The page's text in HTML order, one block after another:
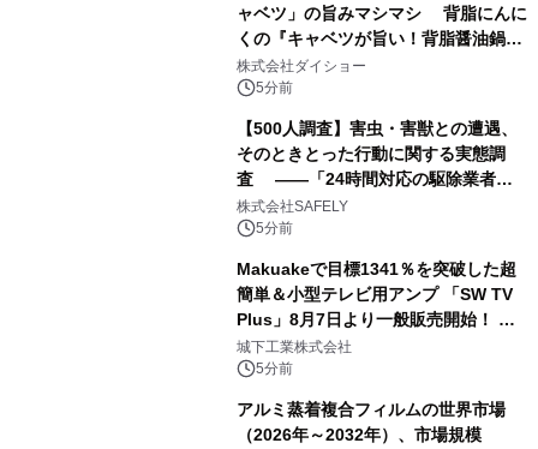
ャベツ」の旨みマシマシ 背脂にんに
くの『キャベツが旨い！背脂醤油鍋ス
ープ』発売
株式会社ダイショー
5分前
【500人調査】害虫・害獣との遭遇、
そのときとった行動に関する実態調
査 ――「24時間対応の駆除業者」
の存在、70.8％が知らなかった――
株式会社SAFELY
5分前
Makuakeで目標1341％を突破した超
簡単＆小型テレビ用アンプ 「SW TV
Plus」8月7日より一般販売開始！ ケ
ーブル1本つなぐだけ、テレビの音が
ぐっと豊かに
城下工業株式会社
5分前
アルミ蒸着複合フィルムの世界市場
（2026年～2032年）、市場規模